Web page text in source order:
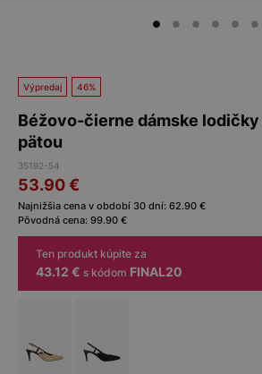
Výpredaj 46%
Béžovo-čierne dámske
pätou
35192-54
53.90€
Najnižšia cena v období 30 dní: 62.90 €
Pôvodná cena: 99.90 €
Ten produkt kúpite za
43.12 € s kódom FINAL20